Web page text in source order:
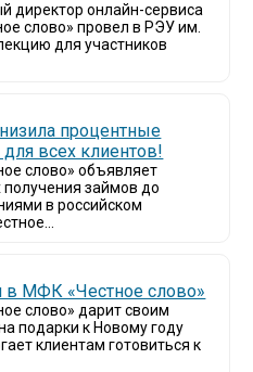
директор онлайн-сервиса
слово» провел в РЭУ им.
для участников
процентные
всех клиентов!
слово» объявляет
займов до
в российском
в МФК «Честное слово»
слово» дарит своим
подарки к Новому году
клиентам готовиться к